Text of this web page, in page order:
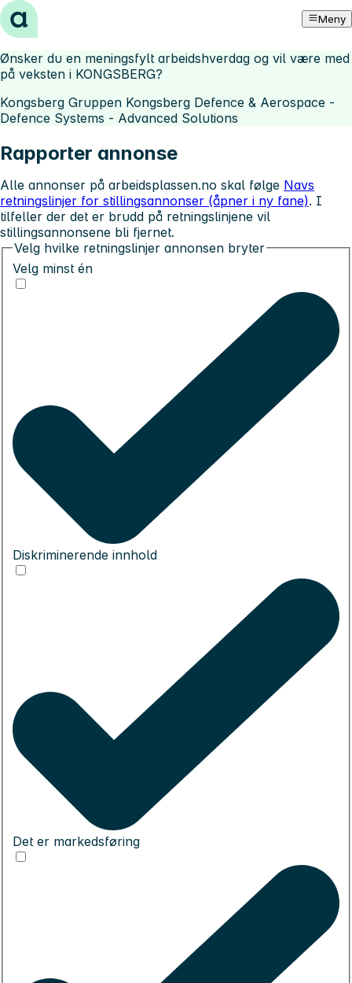
Hopp til innhold Meny
Ønsker du en meningsfylt arbeidshverdag og vil være med
på veksten i KONGSBERG?
Kongsberg Gruppen Kongsberg Defence & Aerospace -
Defence Systems - Advanced Solutions
Rapporter annonse
Alle annonser på arbeidsplassen.no skal følge Navs
retningslinjer for stillingsannonser (åpner i ny fane). I
tilfeller der det er brudd på retningslinjene vil
stillingsannonsene bli fjernet.
Velg hvilke retningslinjer annonsen bryter
Velg minst én
Diskriminerende innhold
Det er markedsføring